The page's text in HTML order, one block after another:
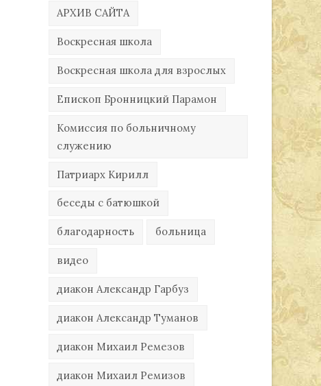
АРХИВ САЙТА
Воскресная школа
Воскресная школа для взрослых
Епископ Бронницкий Парамон
Комиссия по больничному
служению
Патриарх Кирилл
беседы с батюшкой
благодарность больница
видео
диакон Александр Гарбуз
диакон Александр Туманов
диакон Михаил Ремезов
диакон Михаил Ремизов